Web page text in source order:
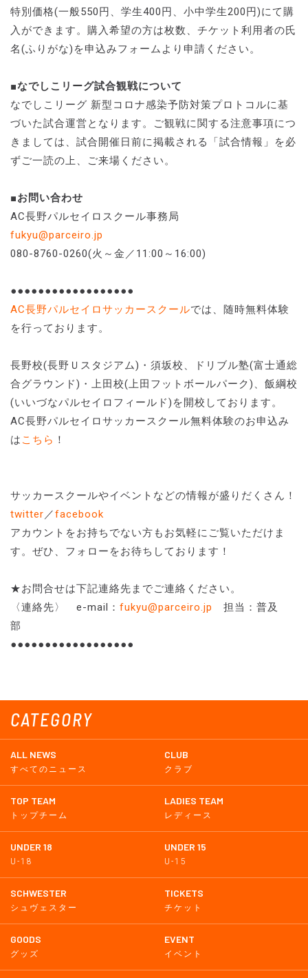
CATEGORY
ALL NEWS
すべてのニュース
CLUB
クラブ
TOP TEAM
トップチーム
LADIES TEAM
レディース
UNDER 18
U-18
UNDER 15
U-15
SCHWESTER
シュヴェスター
TICKETS
チケット
GOODS
グッズ
EVENT
イベント
特別価格(一般550円、学生400円、小中学生200円)にて購
入ができます。購入希望の方は枚数、チケット利用者の氏
名(ふりがな)を申込みフォームより申請ください。
■なでしこリーグ試合観戦について
なでしこリーグ 新型コロナ感染予防対策プロトコルに基
づいた試合運営となります。ご観戦に関する注意事項につ
きましては、試合開催日前に掲載される「試合情報」を必
ずご一読の上、ご来場ください。
■お問い合わせ
AC長野パルセイロスクール事務局
fukyu@parceiro.jp
080-8760-0260(火～金／11:00～16:00)
●●●●●●●●●●●●●●●●●●
AC長野パルセイロサッカースクールでは、随時無料体験
を行っております。
長野校(長野Ｕスタジアム)・須坂校、ドリブル塾(富士通総
合グラウンド)・上田校(上田フットボールパーク)、飯綱校
(いいづなパルセイロフィールド)を開校しております。
AC長野パルセイロサッカースクール無料体験のお申込み
は こちら ！
サッカースクールやイベントなどの情報が盛りだくさん！
twitter／facebook
アカウントをお持ちでない方もお気軽にご覧いただけま
す。ぜひ、フォローをお待ちしております！
★お問合せは下記連絡先までご連絡ください。
〈連絡先〉 e-mail： fukyu@parceiro.jp
担当：普及
部
●●●●●●●●●●●●●●●●●●